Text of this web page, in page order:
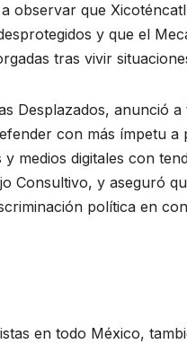
observar que
y que el
tras vivir
Desplazados, anunció
con más ímpetu
medios digitales con
Consultivo, y aseguró
política en
en todo México,